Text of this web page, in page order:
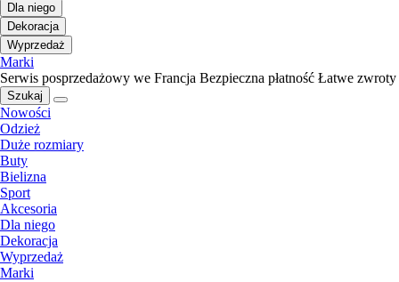
Dla niego
Dekoracja
Wyprzedaż
Marki
Serwis posprzedażowy we Francja Bezpieczna płatność Łatwe zwroty
Szukaj
Nowości
Odzież
Duże rozmiary
Buty
Bielizna
Sport
Akcesoria
Dla niego
Dekoracja
Wyprzedaż
Marki